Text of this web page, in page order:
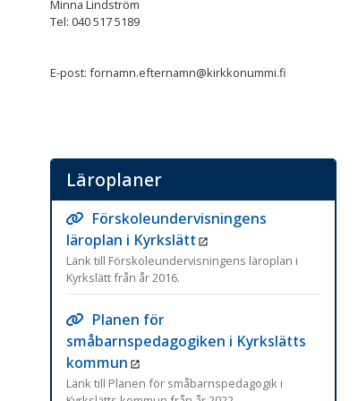
Minna Lindström
Tel: 040 517 5189
E-post: fornamn.efternamn@kirkkonummi.fi
Läroplaner
Förskoleundervisningens
läroplan i Kyrkslätt
Länk till Förskoleundervisningens läroplan i
Kyrkslätt från år 2016.
Planen för
småbarnspedagogiken i Kyrkslätts
kommun
Länk till Planen för småbarnspedagogik i